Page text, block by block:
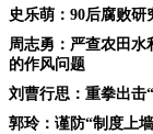
史乐萌：90后腐败
周志勇：严查农田水
的作风问题
刘曹行思：重拳出击
郭玲：谨防“制度上